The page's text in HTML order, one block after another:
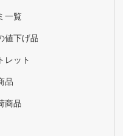
一覧
値下げ品
レット
品
商品